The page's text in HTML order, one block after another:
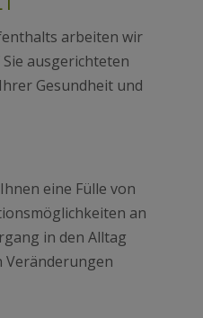
arbeiten wir
ausgerichteten
Gesundheit und
eine Fülle von
an
in den Alltag
Veränderungen